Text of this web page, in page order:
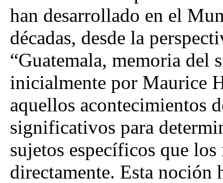
han desarrollado en el
décadas, desde la
“Guatemala, memoria del
inicialmente por Maurice
aquellos acontecimientos
significativos para
sujetos específicos que
directamente. Esta noción